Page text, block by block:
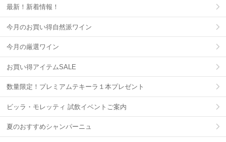
最新！新着情報！
今月のお買い得自然派ワイン
今月の厳選ワイン
お買い得アイテムSALE
数量限定！プレミアムテキーラ１本プレゼント
ビッラ・モレッティ 試飲イベントご案内
夏のおすすめシャンパーニュ